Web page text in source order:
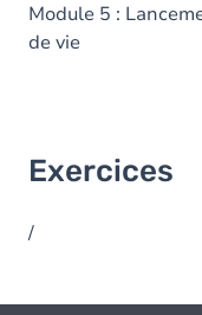
Module 5 :
de vie
Exercices
/